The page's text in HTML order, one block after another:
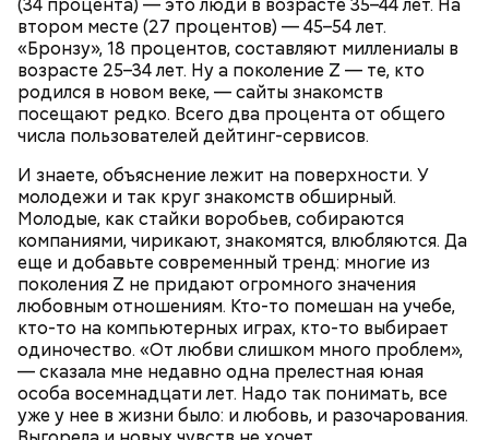
(34 процента) — это люди в возрасте 35–44 лет. На
втором месте (27 процентов) — 45–54 лет.
«Бронзу», 18 процентов, составляют миллениалы в
возрасте 25–34 лет. Ну а поколение Z — те, кто
родился в новом веке, — сайты знакомств
посещают редко. Всего два процента от общего
числа пользователей дейтинг-сервисов.
И знаете, объяснение лежит на поверхности. У
молодежи и так круг знакомств обширный.
Молодые, как стайки воробьев, собираются
компаниями, чирикают, знакомятся, влюбляются. Да
еще и добавьте современный тренд: многие из
поколения Z не придают огромного значения
любовным отношениям. Кто-то помешан на учебе,
кто-то на компьютерных играх, кто-то выбирает
одиночество. «От любви слишком много проблем»,
— сказала мне недавно одна прелестная юная
особа восемнадцати лет. Надо так понимать, все
уже у нее в жизни было: и любовь, и разочарования.
— Кабачки нужно натереть длинными слайсами
(это можно сделать на специальной терке),
похожими на спагетти, и уложить в противень.
Дальше нужно добавить немного растительного
масла, соль, а сверху бросить хаотично
порезанную брынзу. Затем добавляются помидоры
черри или грунтовые, — рассказал шеф-повар.
25–30 минут.
Также не нужно есть дыню до корки, потому что
именно там скапливаются нитраты. И важно
тщательно ее мыть, чтобы не отравиться, добавила
собеседница «ВМ».